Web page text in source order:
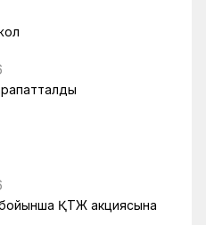
бойынша ҚТЖ акциясына